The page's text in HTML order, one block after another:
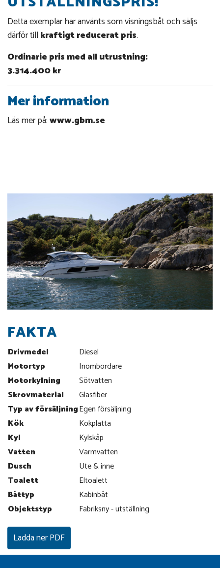
Detta exemplar har använts som visningsbåt och säljs
därför tillkraftigt reducerat pris.
Ordinarie pris med all utrustning:
3.314.400 kr
Mer information
Läs mer på:www.gbm.se
FAKTA
Drivmedel
Diesel
Motortyp
Inombordare
Motorkylning
Sötvatten
Skrovmaterial
Glasfiber
Typ av försäljningEgen försäljning
Kök
Kokplatta
Kyl
Kylskåp
Vatten
Varmvatten
Dusch
Ute & inne
Toalett
Eltoalett
Båttyp
Kabinbåt
Objektstyp
Fabriksny - utställning
Ladda ner PDF